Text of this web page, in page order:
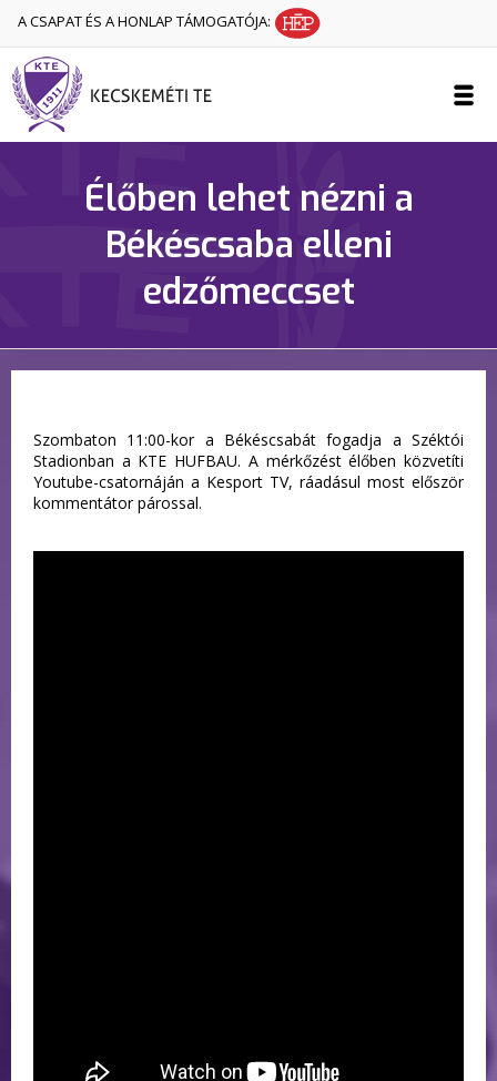
A CSAPAT ÉS A HONLAP TÁMOGATÓJA:
Élőben lehet nézni a
Békéscsaba elleni
edzőmeccset
Szombaton 11:00-kor a Békéscsabát fogadja a Széktói
Stadionban a KTE HUFBAU. A mérkőzést élőben közvetíti
Youtube-csatornáján a Kesport TV, ráadásul most először
kommentátor párossal.